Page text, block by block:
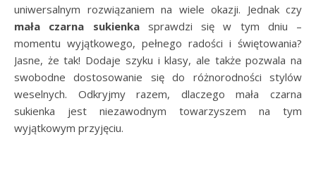
uniwersalnym rozwiązaniem na wiele okazji. Jednak czy
mała czarna sukienkasprawdzi się w tym dniu –
momentu wyjątkowego, pełnego radości i świętowania?
Jasne, że tak! Dodaje szyku i klasy, ale także pozwala na
swobodne dostosowanie się do różnorodności stylów
weselnych. Odkryjmy razem, dlaczego mała czarna
sukienka jest niezawodnym towarzyszem na tym
wyjątkowym przyjęciu.